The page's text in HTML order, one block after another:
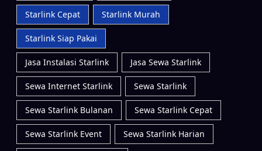
Starlink Cepat Starlink Murah
Starlink Siap Pakai
Jasa Instalasi Starlink Jasa Sewa Starlink
Sewa Internet Starlink Sewa Starlink
Sewa Starlink Bulanan Sewa Starlink Cepat
Sewa Starlink Event Sewa Starlink Harian